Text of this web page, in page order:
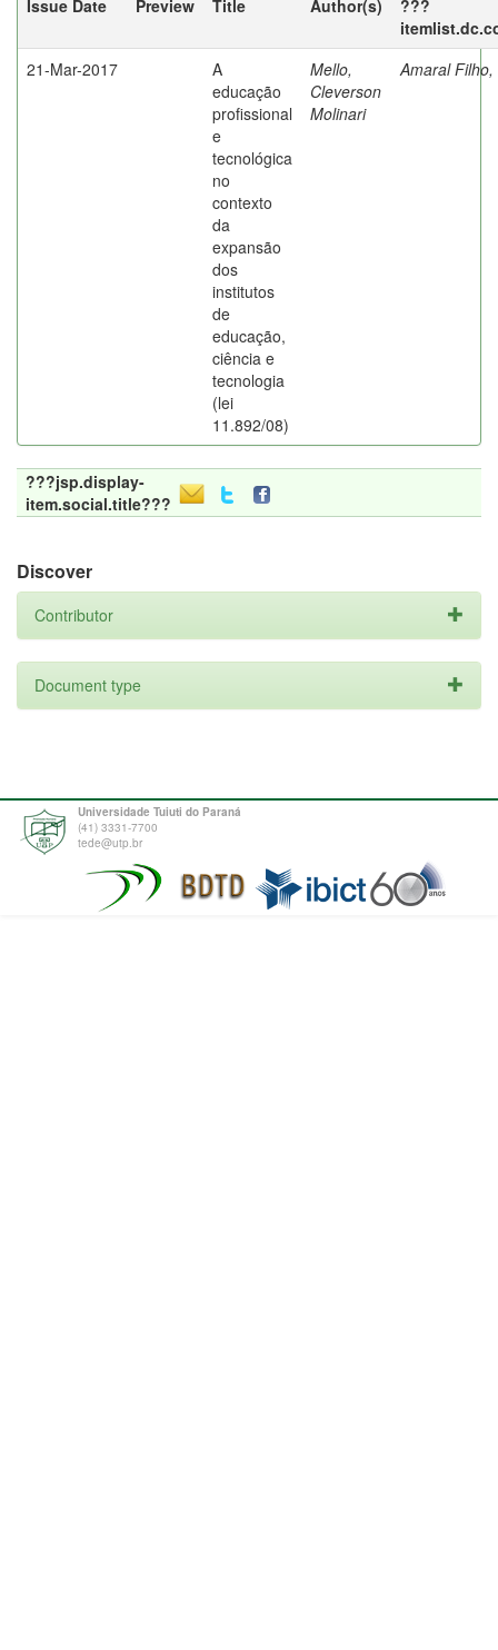
Issue Date Preview Title Author(s)
???
21-Mar-2017
A
educação
profissional
e
tecnológica
no
contexto
da
expansão
dos
institutos
de
educação,
ciência e
tecnologia
(lei
11.892/08)
Mello,
Cleverson
Molinari
Amaral
???jsp.display-
item.social.title???
Discover
Contributor
Document type
Universidade Tuiuti do Paraná
(41) 3331-7700
tede@utp.br